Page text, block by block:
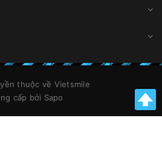
thuộc về Vietsmile
cấp bởi Sapo